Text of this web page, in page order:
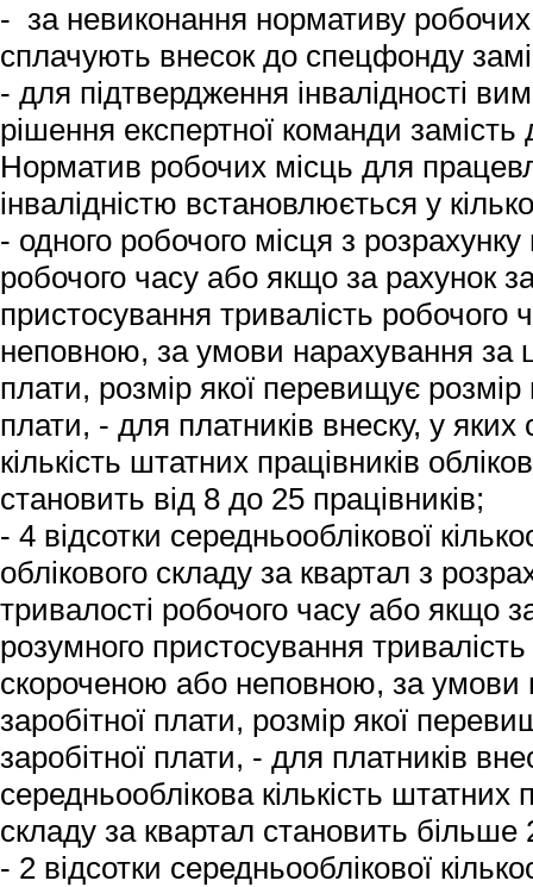
- за невиконання нормативу робочих
сплачують внесок до спецфонду
- для підтвердження інвалідності
рішення експертної команди
Норматив робочих місць для
інвалідністю встановлюється у
- одного робочого місця з
робочого часу або якщо за рахунок
пристосування тривалість робочого
неповною, за умови нарахування за
плати, розмір якої перевищує розмір
плати, - для платників внеску, у яких
кількість штатних працівників
становить від 8 до 25 працівників;
- 4 відсотки середньооблікової
облікового складу за квартал з
тривалості робочого часу або якщо
розумного пристосування
скороченою або неповною, за умови
заробітної плати, розмір якої
заробітної плати, - для платників
середньооблікова кількість штатних
складу за квартал становить більше
- 2 відсотки середньооблікової